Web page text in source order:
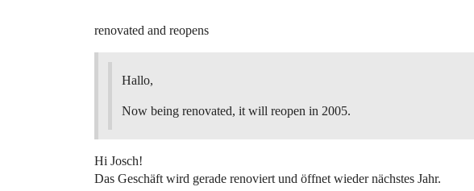
renovated and reopens
Hallo,
Now being renovated, it will reopen in 2005.
Hi Josch!
Das Geschäft wird gerade renoviert und öffnet wieder nächstes Jahr.